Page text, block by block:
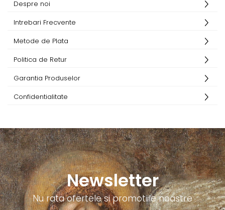
Despre noi
Intrebari Frecvente
Metode de Plata
Politica de Retur
Garantia Produselor
Confidentialitate
Newsletter
Nu rata ofertele si promotiile noastre